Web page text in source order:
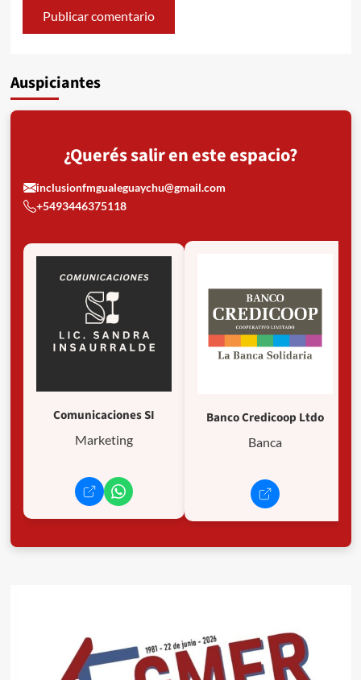
Auspiciantes
¿Querés salir en este espacio?
inclusionfmgualeguaychu@gmail.com
+5493446375118
Comunicaciones SI
Marketing
Banco Credicoop Ltdo
Banca